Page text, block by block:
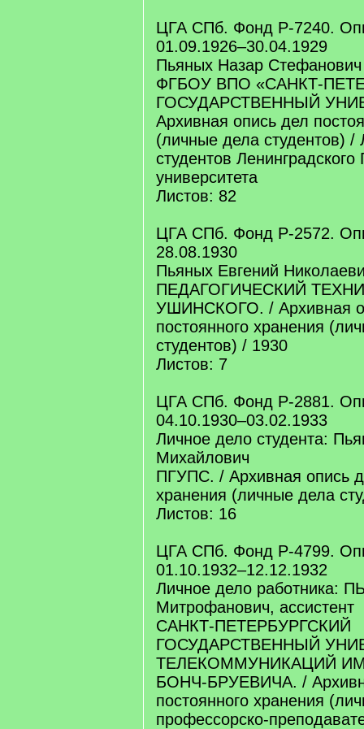
ЦГА СПб. Фонд Р-7240.
01.09.1926–30.04.1929
Пьяных Назар Стефанович
ФГБОУ ВПО «САНКТ-
ГОСУДАРСТВЕННЫЙ
Архивная опись дел
(личные дела студентов) /
студентов Ленинградского
университета
Листов: 82
ЦГА СПб. Фонд Р-2572.
28.08.1930
Пьяных Евгений
ПЕДАГОГИЧЕСКИЙ
УШИНСКОГО. / Архивная
постоянного хранения
студентов) / 1930
Листов: 7
ЦГА СПб. Фонд Р-2881.
04.10.1930–03.02.1933
Личное дело студента:
Михайлович
ПГУПС. / Архивная опись
хранения (личные дела
Листов: 16
ЦГА СПб. Фонд Р-4799.
01.10.1932–12.12.1932
Личное дело работника:
Митрофанович, ассистент
САНКТ-ПЕТЕРБУРГСКИЙ
ГОСУДАРСТВЕННЫЙ
ТЕЛЕКОММУНИКАЦИЙ
БОНЧ-БРУЕВИЧА. /
постоянного хранения
профессорско-